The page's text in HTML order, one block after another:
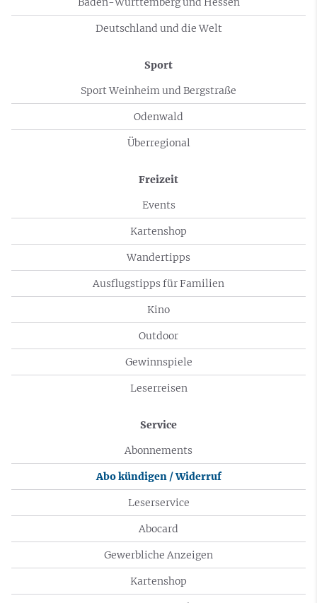
Deutschland und die Welt
Sport
Sport Weinheim und Bergstraße
Odenwald
Überregional
Freizeit
Events
Kartenshop
Wandertipps
Ausflugstipps für Familien
Kino
Outdoor
Gewinnspiele
Leserreisen
Service
Abonnements
Abo kündigen / Widerruf
Leserservice
Abocard
Gewerbliche Anzeigen
Kartenshop